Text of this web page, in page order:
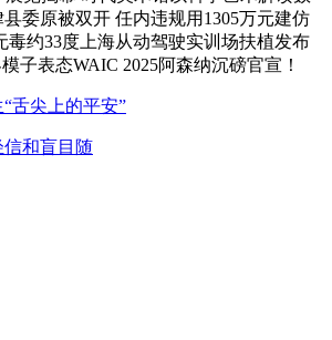
委原被双开 任内违规用1305万元建仿
毒约33度上海从动驾驶实训场扶植发布
子表态WAIC 2025阿森纳沉磅官宣！
舌尖上的平安”
和盲目随